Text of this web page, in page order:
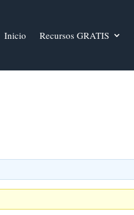
Inicio Recursos GRATIS